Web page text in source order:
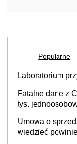
Popularne
Laboratorium
Fatalne dane z
tys.
Umowa o
wiedzieć